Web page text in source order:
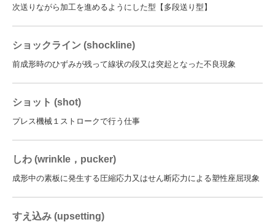
次送りながら加工を進めるようにした型【多段送り型】
ショックライン (shockline)
前成形時のひずみが残って線状の段又は突起となった不良現象
ショット (shot)
プレス機械１ストロークで行う仕事
しわ (wrinkle，pucker)
成形中の素板に発生する圧縮応力又はせん断応力による塑性座屈現象
すえ込み (upsetting)